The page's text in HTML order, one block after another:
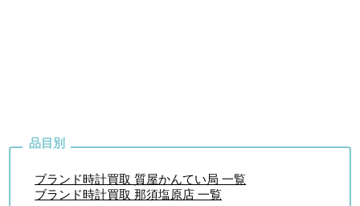
ブランド時計買取 質屋かんてい局 一覧
ブランド時計買取 那須塩原店 一覧